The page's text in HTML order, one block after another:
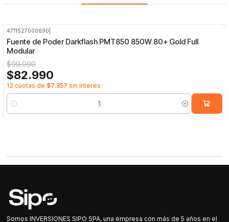
4711527000690
Fuente de Poder Darkflash PMT850 850W 80+ Gold Full
Modular
$99.990
$82.990
12 cuotas de $7.357 sin interés
Cantidad
Somos INVERSIONES SIPO SPA, una empresa con más de 5 años en el